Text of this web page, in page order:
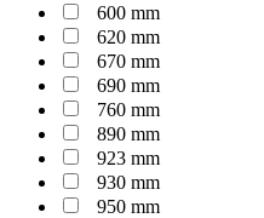
600 mm
620 mm
670 mm
690 mm
760 mm
890 mm
923 mm
930 mm
950 mm